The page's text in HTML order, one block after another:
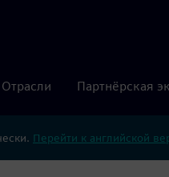
Отрасли Партнёрская
Перейти к английской